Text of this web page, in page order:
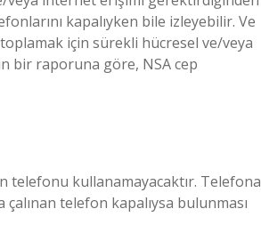
kapalıyken bile izleyebilir. Ve
için sürekli hücresel ve/veya
bir raporuna göre, NSA cep
telefonu kullanamayacaktır. Telefona
telefon kapalıysa bulunması